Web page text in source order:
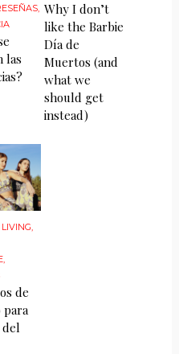
,
las
Why I don’t
like the Barbie
Día de
Muertos (and
what we
should get
instead)
,
,
de
para
del